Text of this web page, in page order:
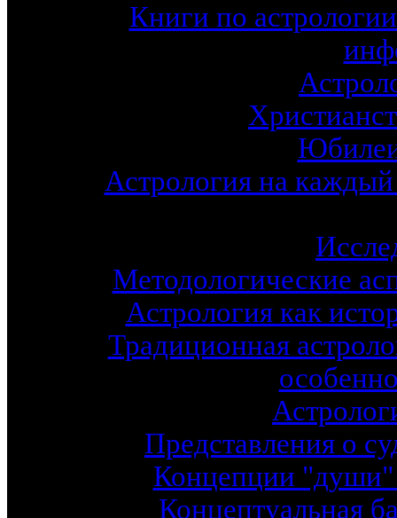
Книги по
Астрология на
Методологические
Астрология как
Традиционная
Представления о
Концепции
Концептуальная